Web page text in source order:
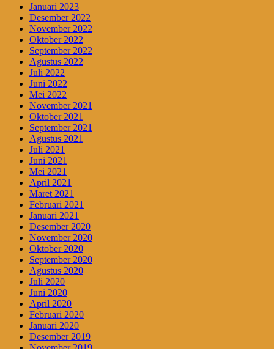
Januari 2023
Desember 2022
November 2022
Oktober 2022
September 2022
Agustus 2022
Juli 2022
Juni 2022
Mei 2022
November 2021
Oktober 2021
September 2021
Agustus 2021
Juli 2021
Juni 2021
Mei 2021
April 2021
Maret 2021
Februari 2021
Januari 2021
Desember 2020
November 2020
Oktober 2020
September 2020
Agustus 2020
Juli 2020
Juni 2020
April 2020
Februari 2020
Januari 2020
Desember 2019